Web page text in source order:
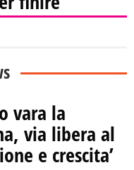
vara la
via libera al
e crescita’